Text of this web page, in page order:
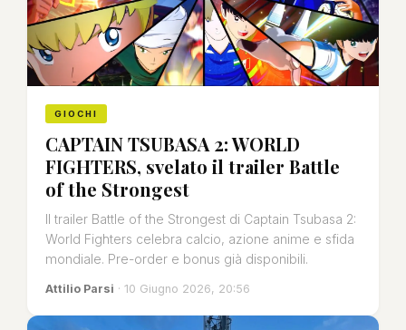
GIOCHI
CAPTAIN TSUBASA 2: WORLD
FIGHTERS, svelato il trailer Battle
of the Strongest
Il trailer Battle of the Strongest di Captain Tsubasa 2:
World Fighters celebra calcio, azione anime e sfida
mondiale. Pre-order e bonus già disponibili.
Attilio Parsi · 10 Giugno 2026, 20:56